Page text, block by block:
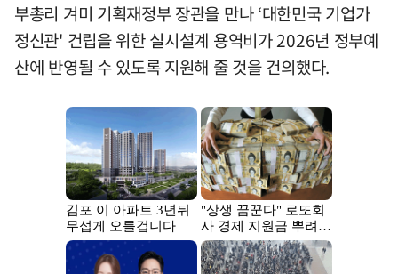
부총리 겨미 기획재정부 장관을 만나 ‘대한민국 기업가
정신관' 건립을 위한 실시설계 용역비가 2026년 정부예
산에 반영될 수 있도록 지원해 줄 것을 건의했다.